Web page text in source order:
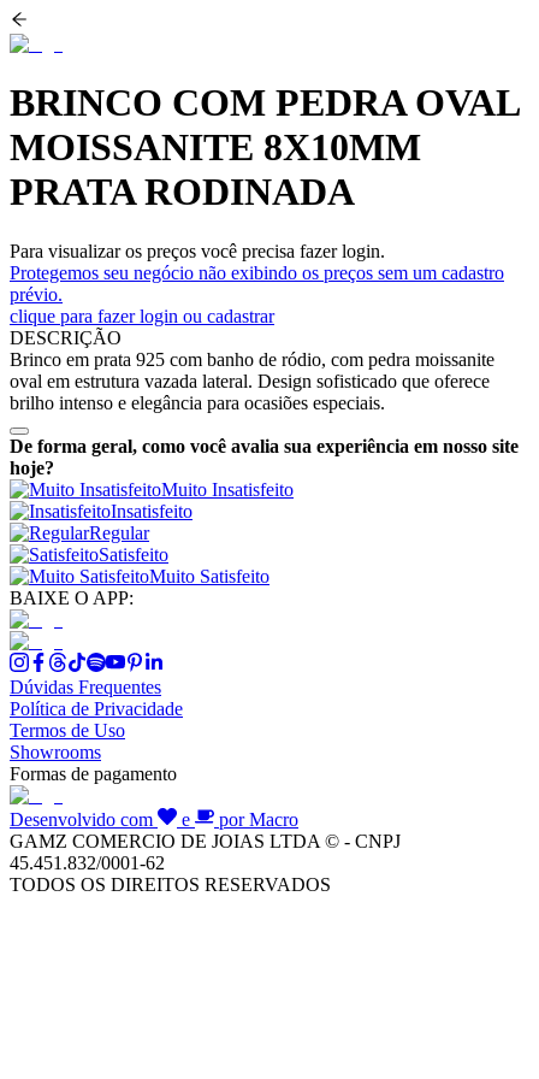
BRINCO COM PEDRA OVAL
MOISSANITE 8X10MM
PRATA RODINADA
Para visualizar os preços você precisa fazer login.
Protegemos seu negócio não exibindo os preços sem um cadastro
prévio.
clique para fazer login ou cadastrar
DESCRIÇÃO
Brinco em prata 925 com banho de ródio, com pedra moissanite
oval em estrutura vazada lateral. Design sofisticado que oferece
brilho intenso e elegância para ocasiões especiais.
De forma geral, como você avalia sua experiência em nosso site
hoje?
Muito Insatisfeito
Insatisfeito
Regular
Satisfeito
Muito Satisfeito
BAIXE O APP:
Dúvidas Frequentes
Política de Privacidade
Termos de Uso
Showrooms
Formas de pagamento
Desenvolvido com e
por Macro
GAMZ COMERCIO DE JOIAS LTDA © - CNPJ
45.451.832/0001-62
TODOS OS DIREITOS RESERVADOS